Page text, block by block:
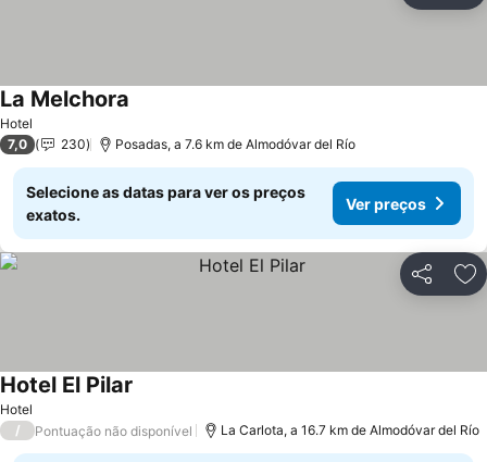
Hotel
La Melchora
7,0 230 Posadas, a 7.6 km de Almodóvar del Río
Selecione as datas para ver os preços
exatos.
Ver preços
Partilhar
Hotel
Hotel El Pilar
/ Pontuação não disponível La Carlota, a 16.7 km de Almodóvar del Río